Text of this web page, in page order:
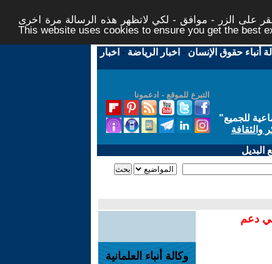
على الزر - موافق - لكي لاتظهر هذه الرسالة مرة اخرى -
This website uses cookies to ensure you get the best
أنباء حقوق الإنسان - اخبار الرياضة - اخبار
التبرع للموقع - ادعمونا
للجميع"
والثقافة
البديل
في دعم
وكالة أنباء العلمانية